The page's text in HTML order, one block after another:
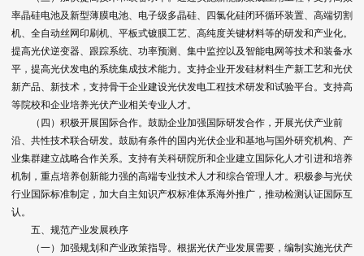
率晶硅电池及新型薄膜电池、电子级多晶硅、四氯化硅闭环循环装置、高端切割
机、全自动丝网印刷机、平板式镀膜工艺、高纯度关键材料等的研发和产业化。
提高光伏逆变器、跟踪系统、功率预测、集中监控以及智能电网等技术和装备水
平，提高光伏发电的系统集成技术能力。支持企业开发硅材料生产新工艺和光伏
新产品、新技术，支持骨干企业建设光伏发电工程技术研发和试验平台。支持高
等院校和企业培养光伏产业相关专业人才。
（四）积极开展国际合作。鼓励企业加强国际研发合作，开展光伏产业前
沿、共性技术联合研发。鼓励有条件的国内光伏企业和基地与国外研究机构、产
业集群建立战略合作关系。支持有关科研院所和企业建立国际化人才引进和培养
机制，重点培养创新能力强的高端专业技术人才和综合管理人才。积极参与光伏
行业国际标准制定，加大自主知识产权标准体系海外推广，推动检测认证国际互
认。
五、规范产业发展秩序
（一）加强规划和产业政策指导。根据光伏产业发展需要，编制实施光伏产